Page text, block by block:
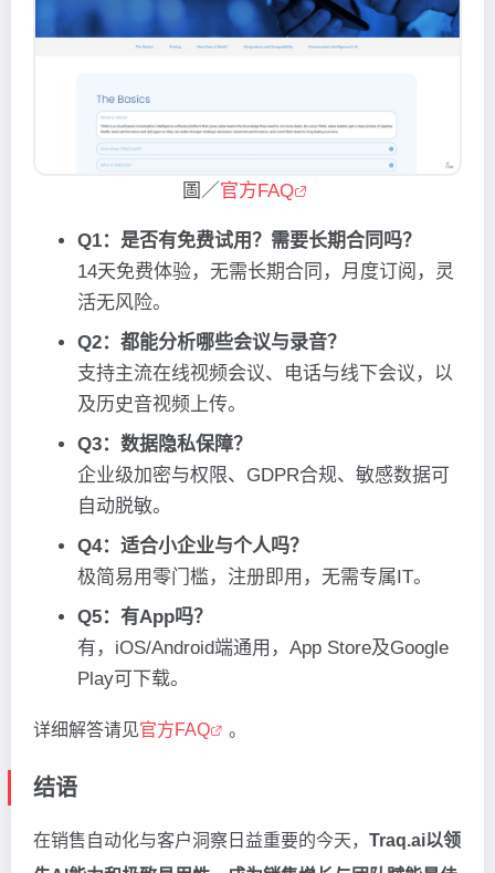
圖／官方FAQ
Q1：是否有免费试用？需要长期合同吗？
14天免费体验，无需长期合同，月度订阅，灵
活无风险。
Q2：都能分析哪些会议与录音？
支持主流在线视频会议、电话与线下会议，以
及历史音视频上传。
Q3：数据隐私保障？
企业级加密与权限、GDPR合规、敏感数据可
自动脱敏。
Q4：适合小企业与个人吗？
极简易用零门槛，注册即用，无需专属IT。
Q5：有App吗？
有，iOS/Android端通用，App Store及Google
Play可下载。
详细解答请见官方FAQ 。
结语
在销售自动化与客户洞察日益重要的今天， Traq.ai以领